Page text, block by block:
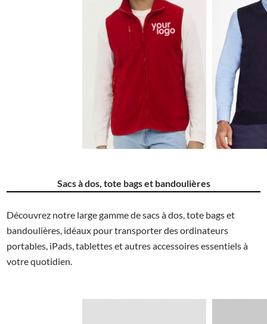
9.76€
Sacs à dos, tote bags et bandoulières
Découvrez notre large gamme de sacs à dos, tote bags et
bandoulières, idéaux pour transporter des ordinateurs
portables, iPads, tablettes et autres accessoires essentiels à
votre quotidien.